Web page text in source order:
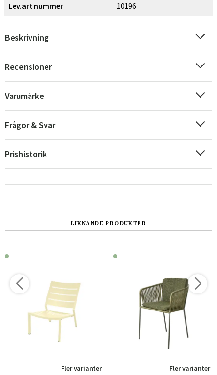
Lev.art nummer
10196
Beskrivning
Recensioner
Varumärke
Frågor & Svar
Prishistorik
LIKNANDE PRODUKTER
Fler varianter
Fler varianter